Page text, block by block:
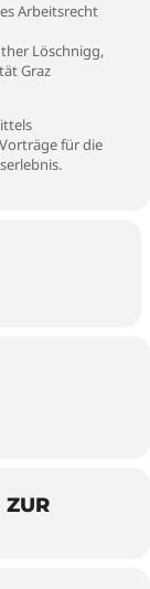
Arbeitsrecht
Löschnigg,
Graz
für die
ZUR